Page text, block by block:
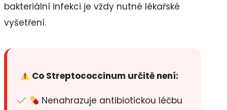
bakteriální infekci je vždy nutné lékařské
vyšetření.
Co Streptococcinum určitě není:
Nenahrazuje antibiotickou léčbu